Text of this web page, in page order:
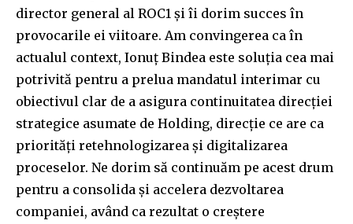
director general al ROC1 și îi dorim succes în
provocarile ei viitoare. Am convingerea ca în
actualul context, Ionuț Bindea este soluția cea mai
potrivită pentru a prelua mandatul interimar cu
obiectivul clar de a asigura continuitatea direcției
strategice asumate de Holding, direcție ce are ca
priorități retehnologizarea și digitalizarea
proceselor. Ne dorim să continuăm pe acest drum
pentru a consolida și accelera dezvoltarea
companiei, având ca rezultat o creștere